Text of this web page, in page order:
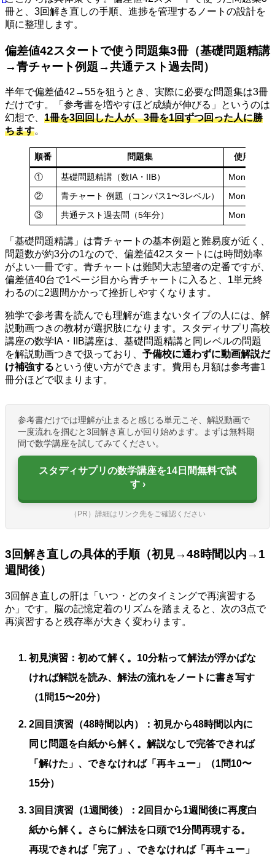
冊と、3回解き直しの手順、進捗を管理するノートの設計を
順に整理します。
偏差値42スタートで使う問題集3冊（基礎問題精講
→青チャート例題→共通テスト過去問）
半年で偏差値42→55を狙うとき、実際に必要な問題集は3冊
だけです。「参考書を増やすほど成績が伸びる」というのは
幻想で、 1冊を3回回した人が、3冊を1回ずつ回った人に勝
ちます。
順番 問題集 使用時期
① 基礎問題精講（数IA・IIB） Month 1〜3
② 青チャート 例題（コンパス1〜3レベル） Month 3〜5
③ 共通テスト過去問（5年分） Month 5〜6
「基礎問題精講」は青チャートの基本例題と難易度が近く、
問題数が約3分の1なので、偏差値42スタートには時間効率
がよい一冊です。青チャートは難関大志望者の定番ですが、
偏差値40台で1ページ目から青チャートに入ると、1単元終
わるのに2週間かかって挫折しやすくなります。
独学で参考書を読んでも理解が進まないタイプの人には、解
説動画つきの教材が選択肢になります。スタディサプリ高校
講座の数学IA・IIB講座は、基礎問題精講と同レベルの問題
を解説動画つきで扱っており、 予備校に通わずに動画解説だ
け補強するという使い方ができます。費用も月額は参考書1
冊分ほどで収まります。
参考書だけでは理解が止まると感じる単元こそ、解説動画で
一度流れを掴むと3回解き直しが回り始めます。まずは無料期
間で数学講座を試してみてください。
スタディサプリの数学講座を14日間無料で試
す
（PR）詳細はリンク先をご確認ください
3回解き直しの具体的手順（初見→48時間以内→1
週間後）
3回解き直しの肝は「いつ・どのタイミングで再演習する
か」です。脳の記憶定着のリズムを踏まえると、次の3点で
再演習すると残存率が大きく変わります。
初見演習 ：初めて解く。10分粘って解法が浮かばな
ければ解説を読み、解法の流れをノートに書き写す
（1問15〜20分）
2回目演習（48時間以内）
：初見から48時間以内に
同じ問題を白紙から解く。解説なしで完答できれば
「解けた」、できなければ「再キュー」（1問10〜
15分）
3回目演習（1週間後）
：2回目から1週間後に再度白
紙から解く。さらに解法を口頭で1分間再現する。
再現できれば「完了」、できなければ「再キュー」